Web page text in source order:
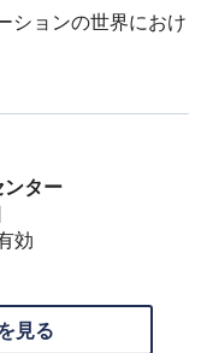
ションの世界におけ
ター
効
見る